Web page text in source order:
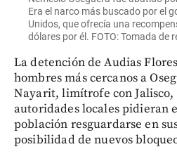
Era el narco más buscado por el
Unidos, que ofrecía una
dólares por él. FOTO: Tomada de
La detención de Audias
hombres más cercanos a
Nayarit, limítrofe con Jalisco,
autoridades locales pidieran
población resguardarse en
posibilidad de nuevos